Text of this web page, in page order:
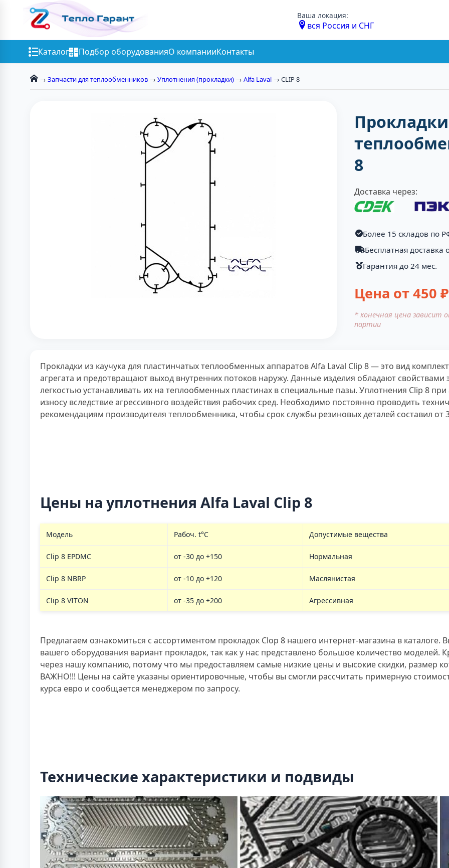
Ваша локация:
вся Россия и СНГ
Каталог Подбор оборудованияО компанииКонтакты
→ Запчасти для теплообменников → Уплотнения (прокладки) → Alfa Laval → CLIP 8
8
Доставка через:
Более 15 складов по
Бесплатная доставка
Гарантия до 24 мес.
Цена от450
* конечная цена зависит
партии
Прокладки из каучука для пластинчатых теплообменных аппаратов Alfa Laval Clip 8 — это вид
агрегата и предотвращают выход внутренних потоков наружу. Данные изделия обладают свойствами
легкостью устанавливать их на теплообменных пластинах в специальные пазы. Уплотнения Clip 8
износу вследствие агрессивного воздействия рабочих сред. Необходимо постоянно проводить
рекомендациям производителя теплообменника, чтобы срок службы резиновых деталей составил от
Цены на уплотнения Alfa Laval Clip 8
Модель Рабоч. t°C Допустимые вещества
Clip 8 EPDMC от -30 до +150 Нормальная
Clip 8 NBRP от -10 до +120 Маслянистая
Clip 8 VITON от -35 до +200 Агрессивная
Предлагаем ознакомиться с ассортиментом прокладок Clop 8 нашего интернет-магазина в
вашего оборудования вариант прокладок, так как у нас представлено большое количество моделей.
через нашу компанию, потому что мы предоставляем самые низкие цены и высокие скидки, размер
ВАЖНО!!! Цены на сайте указаны ориентировочные, чтобы вы смогли рассчитать примерную
курса евро и сообщается менеджером по запросу.
Технические характеристики и подвиды